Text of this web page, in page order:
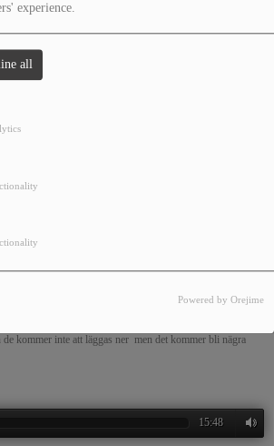
experience.
all
Powered by Orejime
de kommer inte att läggas ner men det kommer bli nägra
15:48